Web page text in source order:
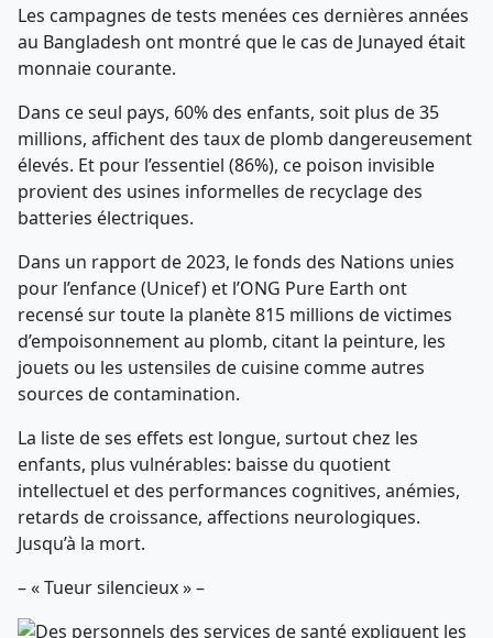
Les campagnes de tests menées ces dernières années
au Bangladesh ont montré que le cas de Junayed était
monnaie courante.
Dans ce seul pays, 60% des enfants, soit plus de 35
millions, affichent des taux de plomb dangereusement
élevés. Et pour l’essentiel (86%), ce poison invisible
provient des usines informelles de recyclage des
batteries électriques.
Dans un rapport de 2023, le fonds des Nations unies
pour l’enfance (Unicef) et l’ONG Pure Earth ont
recensé sur toute la planète 815 millions de victimes
d’empoisonnement au plomb, citant la peinture, les
jouets ou les ustensiles de cuisine comme autres
sources de contamination.
La liste de ses effets est longue, surtout chez les
enfants, plus vulnérables: baisse du quotient
intellectuel et des performances cognitives, anémies,
retards de croissance, affections neurologiques.
Jusqu’à la mort.
– « Tueur silencieux » –